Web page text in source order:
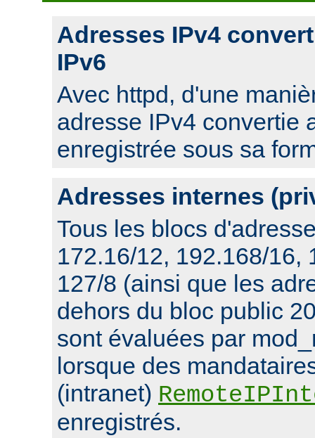
Adresses IPv4
IPv6
Avec httpd, d'une
adresse IPv4 convertie
enregistrée sous sa
Adresses internes
Tous les blocs
172.16/12, 192.168/16,
127/8 (ainsi que les
dehors du bloc public
sont évaluées par
lorsque des
(intranet)
enregistrés.